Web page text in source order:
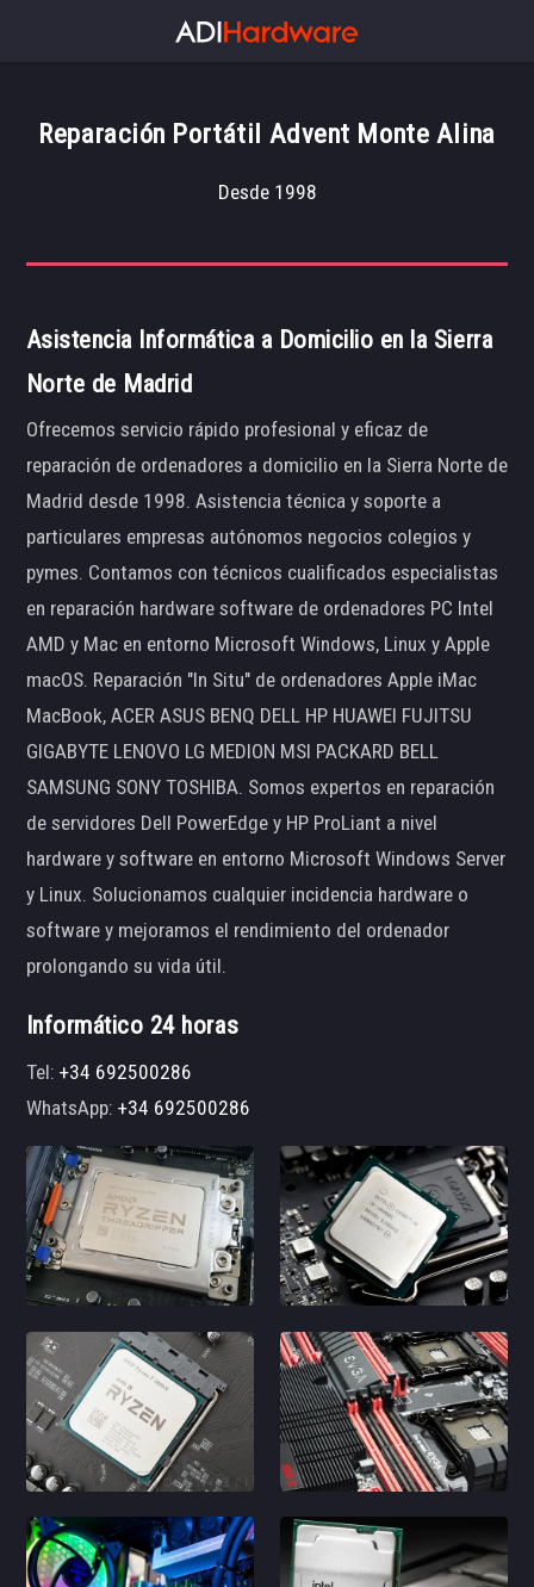
Reparación Portátil Advent Monte Alina
Desde 1998
Asistencia Informática a Domicilio en la Sierra
Norte de Madrid
Ofrecemos servicio rápido profesional y eficaz de
reparación de ordenadores a domicilio en la Sierra Norte de
Madrid desde 1998. Asistencia técnica y soporte a
particulares empresas autónomos negocios colegios y
pymes. Contamos con técnicos cualificados especialistas
en reparación hardware software de ordenadores PC Intel
AMD y Mac en entorno Microsoft Windows, Linux y Apple
macOS. Reparación "In Situ" de ordenadores Apple iMac
MacBook, ACER ASUS BENQ DELL HP HUAWEI FUJITSU
GIGABYTE LENOVO LG MEDION MSI PACKARD BELL
SAMSUNG SONY TOSHIBA. Somos expertos en reparación
de servidores Dell PowerEdge y HP ProLiant a nivel
hardware y software en entorno Microsoft Windows Server
y Linux. Solucionamos cualquier incidencia hardware o
software y mejoramos el rendimiento del ordenador
prolongando su vida útil.
Informático 24 horas
Tel:+34 692500286
WhatsApp:+34 692500286